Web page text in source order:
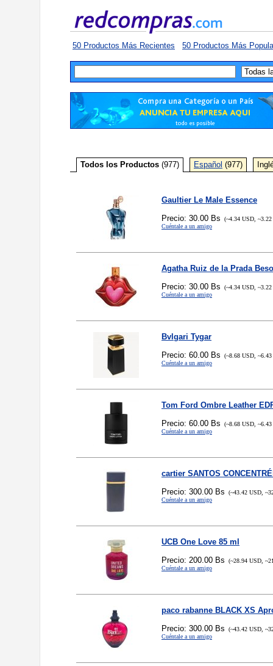
50 Productos Más Recientes 50 Productos Más
Todos los Productos (977) Español (977)
Gaultier Le Male Essence
Precio: 30.00 Bs (~4.34 USD,
Cuéntale a un amigo
Agatha Ruiz de la Prada Beso
Precio: 30.00 Bs (~4.34 USD,
Cuéntale a un amigo
Bvlgari Tygar
Precio: 60.00 Bs (~8.68 USD,
Cuéntale a un amigo
Tom Ford Ombre Leather
Precio: 60.00 Bs (~8.68 USD,
Cuéntale a un amigo
cartier SANTOS
Precio: 300.00 Bs (~43.42 USD,
Cuéntale a un amigo
UCB One Love 85 ml
Precio: 200.00 Bs (~28.94 USD,
Cuéntale a un amigo
paco rabanne BLACK XS
Precio: 300.00 Bs (~43.42 USD,
Cuéntale a un amigo